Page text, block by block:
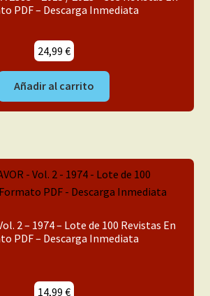
PDF – Descarga Inmediata
24,99 €
Añadir al carrito
2 – 1974 – Lote de 100 Revistas En
PDF – Descarga Inmediata
14,99 €